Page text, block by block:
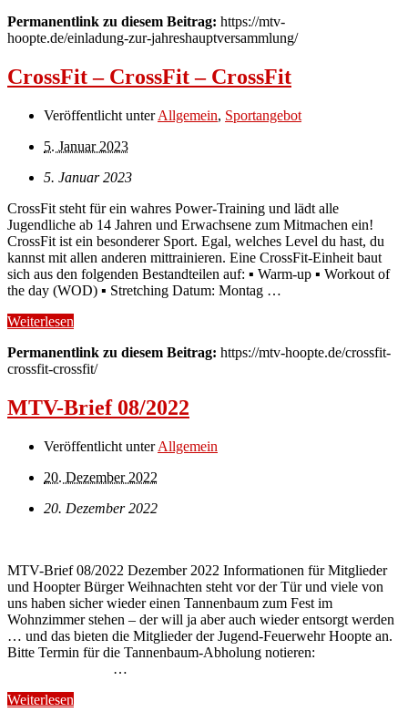
Permanentlink zu diesem Beitrag: https://mtv-
hoopte.de/einladung-zur-jahreshauptversammlung/
CrossFit – CrossFit – CrossFit
Veröffentlicht unterAllgemein, Sportangebot
5. Januar 2023
5. Januar 2023
CrossFit steht für ein wahres Power-Training und lädt alle
Jugendliche ab 14 Jahren und Erwachsene zum Mitmachen ein!
CrossFit ist ein besonderer Sport. Egal, welches Level du hast, du
kannst mit allen anderen mittrainieren. Eine CrossFit-Einheit baut
sich aus den folgenden Bestandteilen auf: ▪ Warm-up ▪ Workout of
the day (WOD) ▪ Stretching Datum: Montag …
Weiterlesen
Permanentlink zu diesem Beitrag: https://mtv-hoopte.de/crossfit-
crossfit-crossfit/
MTV-Brief 08/2022
Veröffentlicht unterAllgemein
20. Dezember 2022
20. Dezember 2022
MTV-Brief 08/2022 Dezember 2022 Informationen für Mitglieder
und Hoopter Bürger Weihnachten steht vor der Tür und viele von
uns haben sicher wieder einen Tannenbaum zum Fest im
Wohnzimmer stehen – der will ja aber auch wieder entsorgt werden
… und das bieten die Mitglieder der Jugend-Feuerwehr Hoopte an.
Bitte Termin für die Tannenbaum-Abholung notieren:
…
Weiterlesen